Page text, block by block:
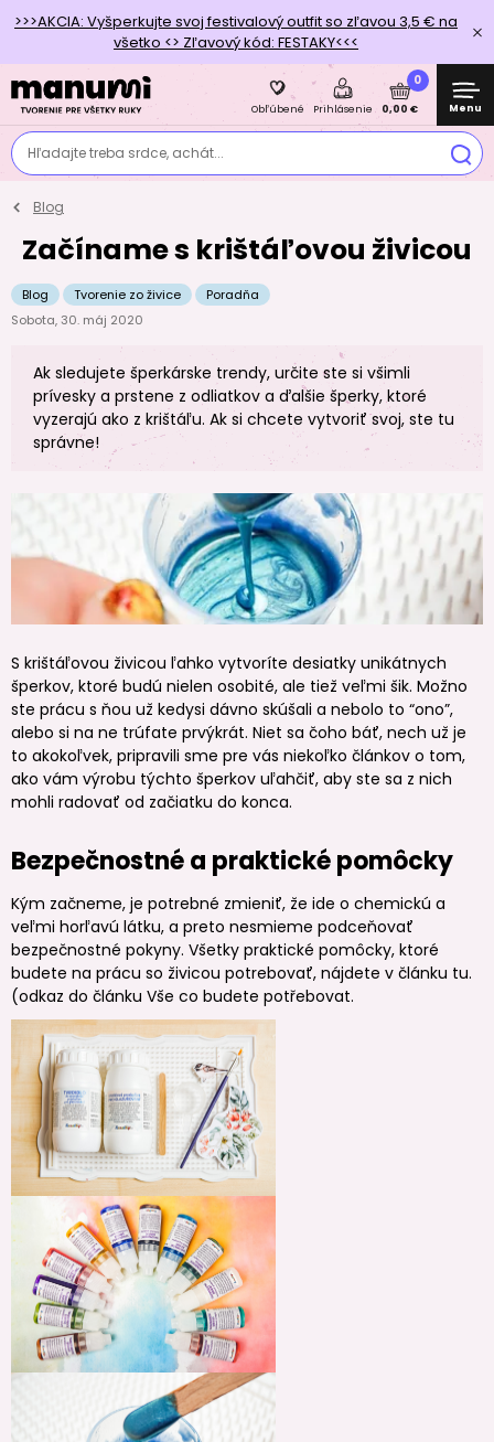
>>>AKCIA: Vyšperkujte svoj festivalový outfit so zľavou 3,5 € na
všetko <> Zľavový kód: FESTAKY<<<
Hľadajte treba srdce, achát...
Obľúbené Prihlásenie
0
0,00 € Menu
Blog
Začíname s krištáľovou živicou
Blog Tvorenie zo živice
Poradňa
Sobota, 30. máj 2020
Ak sledujete šperkárske trendy, určite ste si všimli
prívesky a prstene z odliatkov a ďalšie šperky, ktoré
vyzerajú ako z krištáľu. Ak si chcete vytvoriť svoj, ste tu
správne!
S krištáľovou živicou ľahko vytvoríte desiatky unikátnych
šperkov, ktoré budú nielen osobité, ale tiež veľmi šik. Možno
ste prácu s ňou už kedysi dávno skúšali a nebolo to “ono”,
alebo si na ne trúfate prvýkrát. Niet sa čoho báť, nech už je
to akokoľvek, pripravili sme pre vás niekoľko článkov o tom,
ako vám výrobu týchto šperkov uľahčiť, aby ste sa z nich
mohli radovať od začiatku do konca.
Bezpečnostné a praktické pomôcky
Kým začneme, je potrebné zmieniť, že ide o chemickú a
veľmi horľavú látku, a preto nesmieme podceňovať
bezpečnostné pokyny. Všetky praktické pomôcky, ktoré
budete na prácu so živicou potrebovať, nájdete v článku tu.
(odkaz do článku Vše co budete potřebovat.